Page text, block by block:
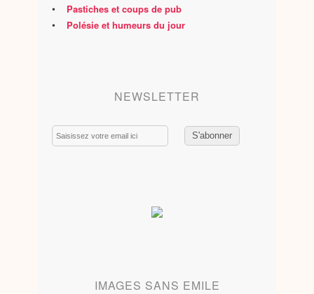
• Pastiches et coups de pub
• Polésie et humeurs du jour
NEWSLETTER
Email
IMAGES SANS EMILE